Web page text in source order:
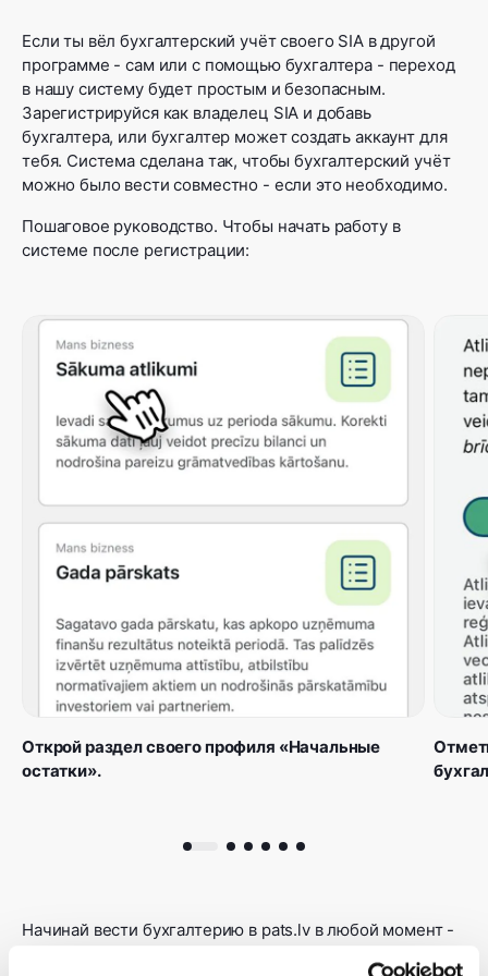
Если ты вёл бухгалтерский учёт своего SIA в другой
программе - сам или с помощью бухгалтера - переход
в нашу систему будет простым и безопасным.
Зарегистрируйся как владелец SIA и добавь
бухгалтера, или бухгалтер может создать аккаунт для
тебя. Система сделана так, чтобы бухгалтерский учёт
можно было вести совместно - если это необходимо.
Пошаговое руководство. Чтобы начать работу в
системе после регистрации:
Открой раздел своего профиля «Начальные
остатки».
Начинай вести бухгалтерию в pats.lv в любой момент -